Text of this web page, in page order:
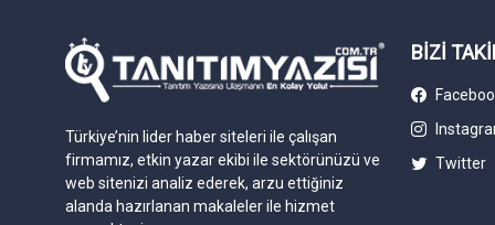
Türkiye’nin lider haber siteleri ile çalışan
firmamız, etkin yazar ekibi ile sektörünüzü ve
web sitenizi analiz ederek, arzu ettiğiniz
alanda hazırlanan makaleler ile hizmet
BİZİ
Twitter